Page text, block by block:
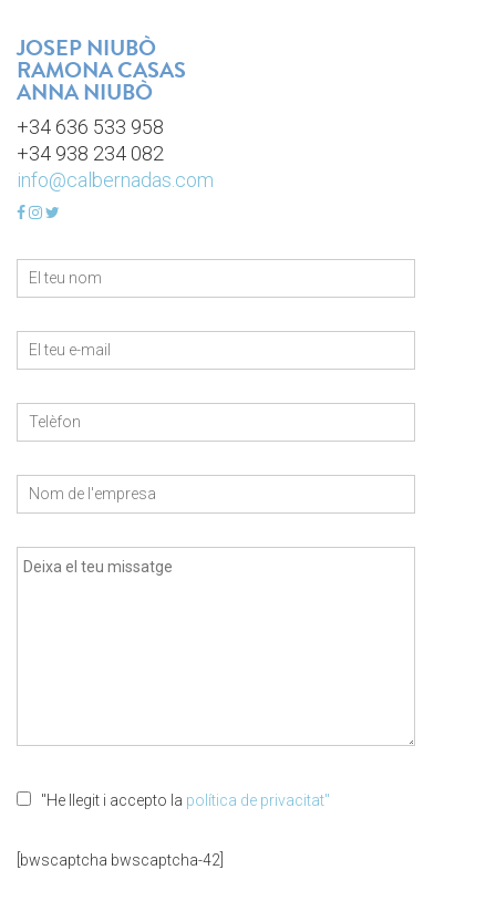
JOSEP NIUBÒ
RAMONA CASAS
ANNA NIUBÒ
+34 636 533 958
+34 938 234 082
info@calbernadas.com
"He llegit i accepto la política de privacitat"
[bwscaptcha bwscaptcha-42]